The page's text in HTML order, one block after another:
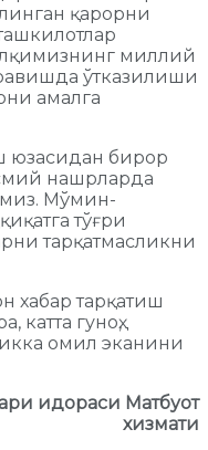
қарорни
миллий
ўтказилиши
амалга
юзасидан бирор
нашрларда
Мўмин-
тўғри
тарқатмасликни
хабар тарқатиш
катта гуноҳ,
омил эканини
идораси Матбуот
хизмати